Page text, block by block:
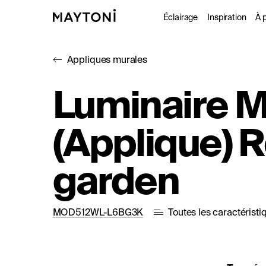
Éclairage
Extérieur
Studio
Inspiration À
Appliques murales
Luminaire
(Applique)
garden
MOD512WL-L6BG3K Toutes les